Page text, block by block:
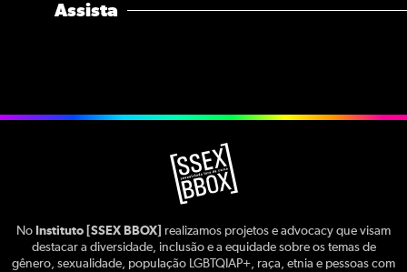
Assista
No Instituto [SSEX BBOX]
realizamos projetos e advocacy que visam
destacar a diversidade, inclusão e a equidade sobre os temas de
gênero, sexualidade, população LGBTQIAP+, raça, etnia e pessoas com